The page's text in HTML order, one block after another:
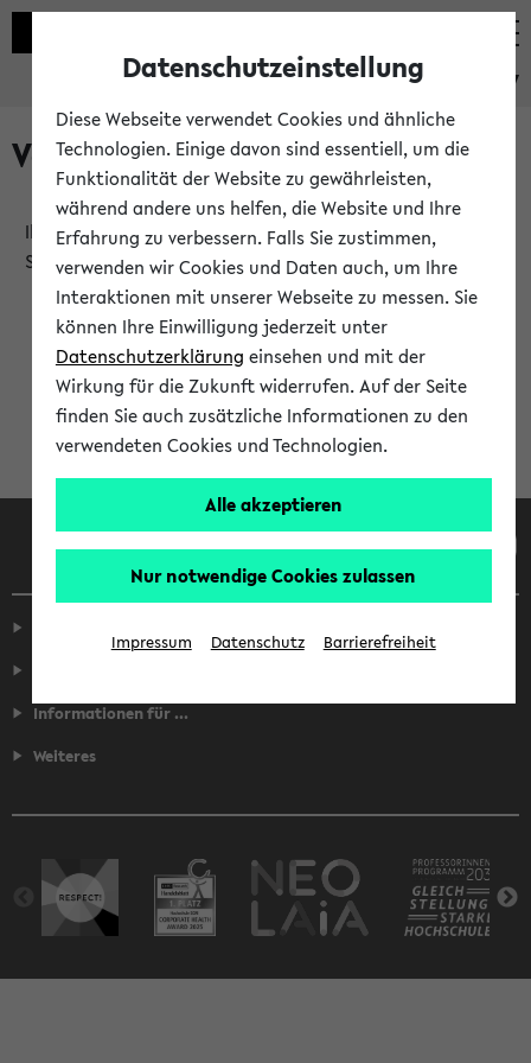
eKVV
Verlauf
Ihr Verlauf ist leer. Er wird sich im Verlauf Ihrer eKVV
Sitzung füllen.
Informationen für ...
Weiteres
Datenschutzeinstellung
Diese Webseite verwendet Cookies und ähnliche
Technologien. Einige davon sind essentiell, um die
Funktionalität der Website zu gewährleisten,
während andere uns helfen, die Website und Ihre
Erfahrung zu verbessern. Falls Sie zustimmen,
verwenden wir Cookies und Daten auch, um Ihre
Interaktionen mit unserer Webseite zu messen. Sie
können Ihre Einwilligung jederzeit unter
Datenschutzerklärung einsehen und mit der
Wirkung für die Zukunft widerrufen. Auf der Seite
finden Sie auch zusätzliche Informationen zu den
verwendeten Cookies und Technologien.
Alle akzeptieren
Nur notwendige Cookies zulassen
Impressum Datenschutz Barrierefreiheit